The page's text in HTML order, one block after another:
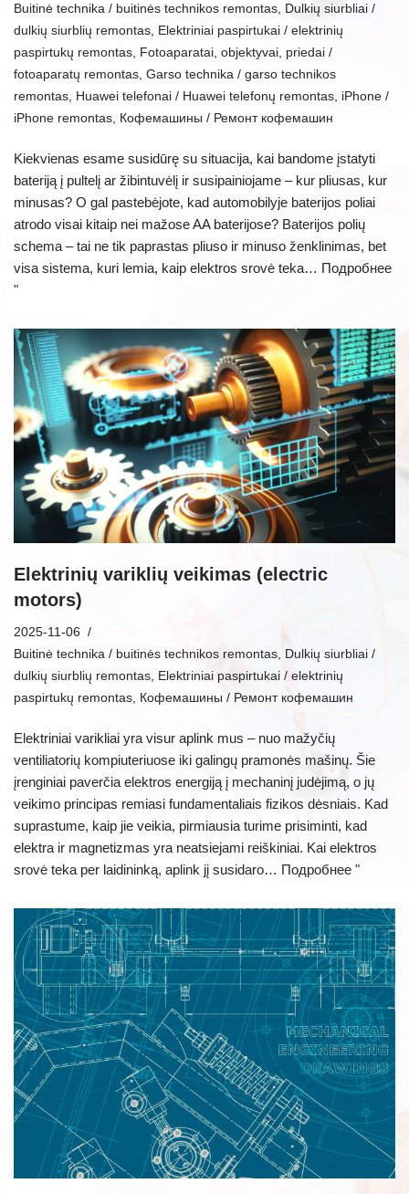
Buitinė technika / buitinės technikos remontas
Dulkių siurbliai /
dulkių siurblių remontas
Elektriniai paspirtukai / elektrinių
paspirtukų remontas
Fotoaparatai, objektyvai, priedai /
fotoaparatų remontas Garso technika / garso technikos
remontas
Huawei telefonai / Huawei telefonų remontas iPhone /
iPhone remontas
Кофемашины / Ремонт кофемашин
Kiekvienas esame susidūrę su situacija, kai bandome įstatyti
bateriją į pultelį ar žibintuvėlį ir susipainiojame – kur pliusas, kur
minusas? O gal pastebėjote, kad automobilyje baterijos poliai
atrodo visai kitaip nei mažose AA baterijose? Baterijos polių
schema – tai ne tik paprastas pliuso ir minuso ženklinimas, bet
visa sistema, kuri lemia, kaip elektros srovė teka… Подробнее
"
Elektrinių variklių veikimas (electric
motors)
2025-11-06
Buitinė technika / buitinės technikos remontas
Dulkių siurbliai /
dulkių siurblių remontas
Elektriniai paspirtukai / elektrinių
paspirtukų remontas
Кофемашины / Ремонт кофемашин
Elektriniai varikliai yra visur aplink mus – nuo mažyčių
ventiliatorių kompiuteriuose iki galingų pramonės mašinų. Šie
įrenginiai paverčia elektros energiją į mechaninį judėjimą, o jų
veikimo principas remiasi fundamentaliais fizikos dėsniais. Kad
suprastume, kaip jie veikia, pirmiausia turime prisiminti, kad
elektra ir magnetizmas yra neatsiejami reiškiniai. Kai elektros
srovė teka per laidininką, aplink jį susidaro… Подробнее "